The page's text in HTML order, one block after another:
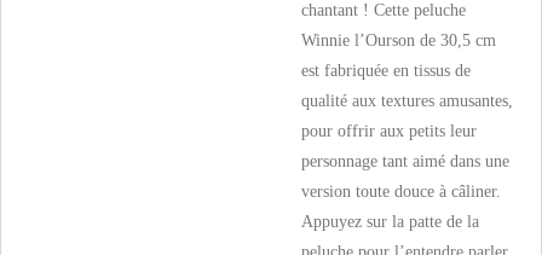
chantant ! Cette peluche
Winnie l’Ourson de 30,5 cm
est fabriquée en tissus de
qualité aux textures amusantes,
pour offrir aux petits leur
personnage tant aimé dans une
version toute douce à câliner.
Appuyez sur la patte de la